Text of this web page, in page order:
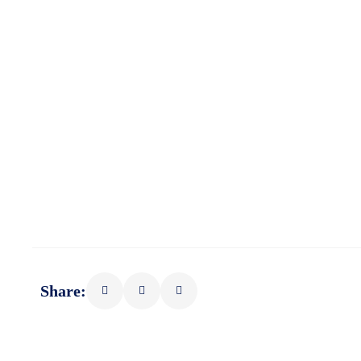
Share: